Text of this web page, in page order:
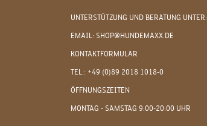
UNTERSTÜTZUNG UND BERATUNG UNTER:
EMAIL: SHOP@HUNDEMAXX.DE
KONTAKTFORMULAR
TEL.: +49 (0)89 2018 1018-0
ÖFFNUNGSZEITEN
MONTAG - SAMSTAG 9:00-20:00 UHR